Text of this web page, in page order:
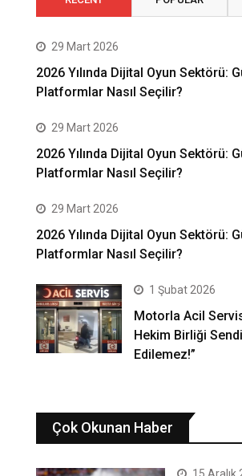
29 Mart 2026
2026 Yılında Dijital Oyun Sektörü:
Platformlar Nasıl Seçilir?
29 Mart 2026
2026 Yılında Dijital Oyun Sektörü:
Platformlar Nasıl Seçilir?
29 Mart 2026
2026 Yılında Dijital Oyun Sektörü:
Platformlar Nasıl Seçilir?
1 Şubat 2026
Motorla Acil
Hekim Birliği
Edilemez!”
Çok Okunan Haber